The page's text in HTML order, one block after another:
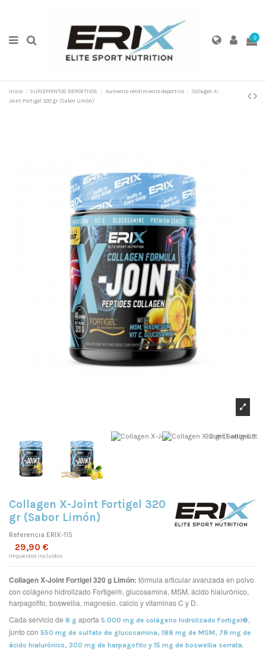
0
Inicio SUPLEMENTOS DEPORTIVOS Aumento rendimiento deportivo
Collagen X-
Joint Fortigel 320 gr (Sabor Limón)
Collagen X-Joint Fortigel 320
gr (Sabor Limón)
Referencia ERIX-115
29,90 €
Impuestos incluidos
Collagen X-Joint Fortigel 320 g Limón: fórmula articular avanzada en polvo
con colágeno hidrolizado Fortigel®, glucosamina, MSM, ácido hialurónico,
harpagofito, boswellia, magnesio, calcio y vitaminas C y D.
Cada servicio de 8 g aporta 5.000 mg de colágeno hidrolizado Fortigel®,
junto con 550 mg de sulfato de glucosamina, 188 mg de MSM, 78 mg de
ácido hialurónico, 300 mg de harpagofito y 15 mg de boswellia serrata.